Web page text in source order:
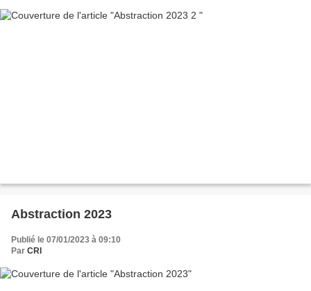
Abstraction 2023
Publié le 07/01/2023 à 09:10
Par CRI